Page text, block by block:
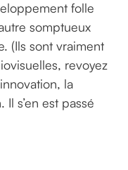
folle
somptueux
(Ils sont vraiment
revoyez
la
s’en est passé